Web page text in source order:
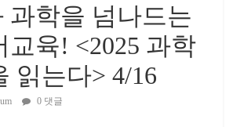
과학을 넘나드는
교육! <2025 과학
읽는다> 4/16
0 댓글